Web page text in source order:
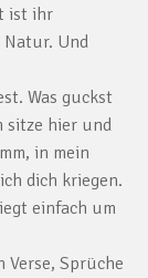
ist ihr
Natur. Und
Was guckst
sitze hier und
in mein
dich kriegen.
einfach um
Sprüche